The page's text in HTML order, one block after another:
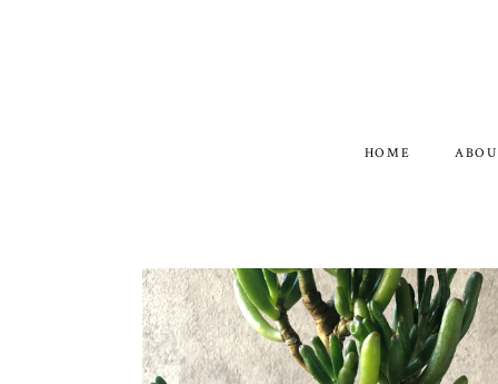
HOME